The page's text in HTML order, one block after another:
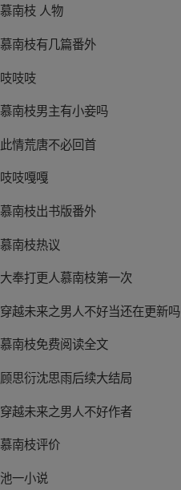
慕南枝 人物
慕南枝有几篇番外
吱吱吱
慕南枝男主有小妾吗
此情荒唐不必回首
吱吱嘎嘎
慕南枝出书版番外
慕南枝热议
大奉打更人慕南枝第一次
穿越未来之男人不好当还在更新吗
慕南枝免费阅读全文
顾思衍沈思雨后续大结局
穿越未来之男人不好作者
慕南枝评价
池一小说